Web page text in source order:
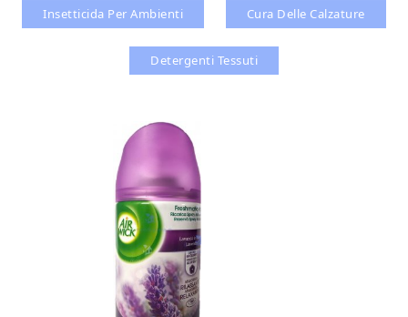
Insetticida Per Ambienti Cura Delle Calzature
Detergenti Tessuti